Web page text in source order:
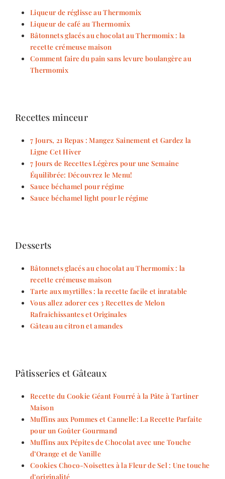
Liqueur de réglisse au Thermomix
Liqueur de café au Thermomix
Bâtonnets glacés au chocolat au Thermomix : la
recette crémeuse maison
Comment faire du pain sans levure boulangère au
Thermomix
Recettes minceur
7 Jours, 21 Repas : Mangez Sainement et Gardez la
Ligne Cet Hiver
7 Jours de Recettes Légères pour une Semaine
Équilibrée: Découvrez le Menu!
Sauce béchamel pour régime
Sauce béchamel light pour le régime
Desserts
Bâtonnets glacés au chocolat au Thermomix : la
recette crémeuse maison
Tarte aux myrtilles : la recette facile et inratable
Vous allez adorer ces 3 Recettes de Melon
Rafraîchissantes et Originales
Gâteau au citron et amandes
Pâtisseries et Gâteaux
Recette du Cookie Géant Fourré à la Pâte à Tartiner
Maison
Muffins aux Pommes et Cannelle: La Recette Parfaite
pour un Goûter Gourmand
Muffins aux Pépites de Chocolat avec une Touche
d’Orange et de Vanille
Cookies Choco-Noisettes à la Fleur de Sel : Une touche
d’originalité